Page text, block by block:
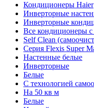
Кондиционеры Haier
Инверторные
Инверторные
Все кондиционеры
Self Clean
Серия Flexis Super
Настенные белые
Инверторные
Белые
С технологией
На 50 кв м
Белые